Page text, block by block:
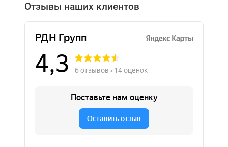
Отзывы наших клиентов